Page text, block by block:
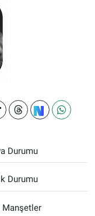
Durumu
Durumu
Manşetler